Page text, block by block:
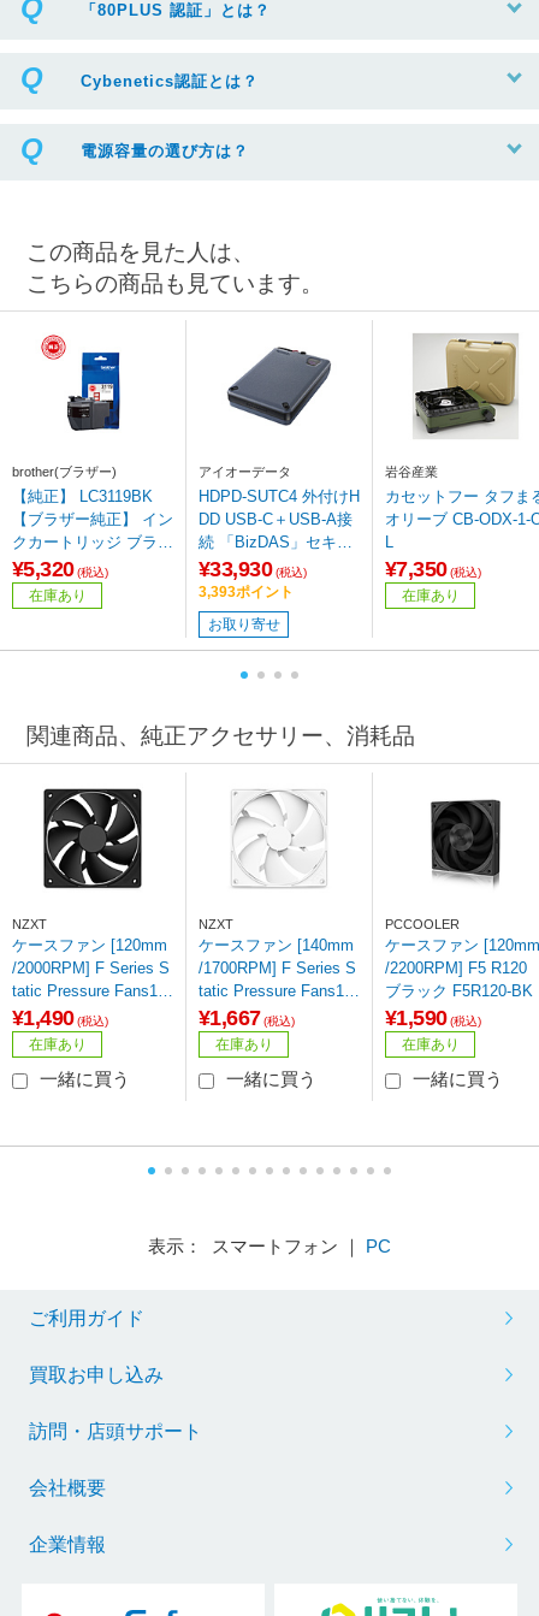
「80PLUS 認証」とは？
Cybenetics認証とは？
電源容量の選び方は？
この商品を見た人は、
こちらの商品も見ています。
brother(ブラザー)
【純正】 LC3119BK
【ブラザー純正】 イン
クカートリッジ ブラッ
ク (大容量)
¥5,320 (税込)
在庫あり
アイオーデータ
HDPD-SUTC4 外付けH
DD USB-C＋USB-A接
続 「BizDAS」セキュ
リティモデル(Mac/Win
dows11対応) ［4TB /
ポータブル型］
¥33,930 (税込)
3,393ポイント
お取り寄せ
岩谷産業
カセットフー タフま
オリーブ CB-ODX-1-
L
¥7,350 (税込)
在庫あり
関連商品、純正アクセサリー、消耗品
NZXT
ケースファン [120mm
/2000RPM] F Series S
tatic Pressure Fans12
0 (2024) ブラック RF-
P12SF-B2 【864】
¥1,490 (税込)
在庫あり
一緒に買う
NZXT
ケースファン [140mm
/1700RPM] F Series S
tatic Pressure Fans14
0 (2024) ホワイト RF-
P14SF-W2
¥1,667 (税込)
在庫あり
一緒に買う
PCCOOLER
ケースファン [120mm
/2200RPM] F5 R120
ブラック F5R120-BK
¥1,590 (税込)
在庫あり
一緒に買う
表示： スマートフォン ｜ PC
ご利用ガイド
買取お申し込み
訪問・店頭サポート
会社概要
企業情報